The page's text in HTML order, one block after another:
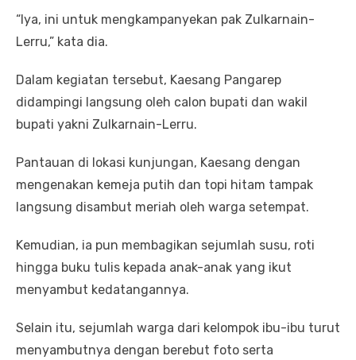
“Iya, ini untuk mengkampanyekan pak Zulkarnain-
Lerru,” kata dia.
Dalam kegiatan tersebut, Kaesang Pangarep
didampingi langsung oleh calon bupati dan wakil
bupati yakni Zulkarnain-Lerru.
Pantauan di lokasi kunjungan, Kaesang dengan
mengenakan kemeja putih dan topi hitam tampak
langsung disambut meriah oleh warga setempat.
Kemudian, ia pun membagikan sejumlah susu, roti
hingga buku tulis kepada anak-anak yang ikut
menyambut kedatangannya.
Selain itu, sejumlah warga dari kelompok ibu-ibu turut
menyambutnya dengan berebut foto serta